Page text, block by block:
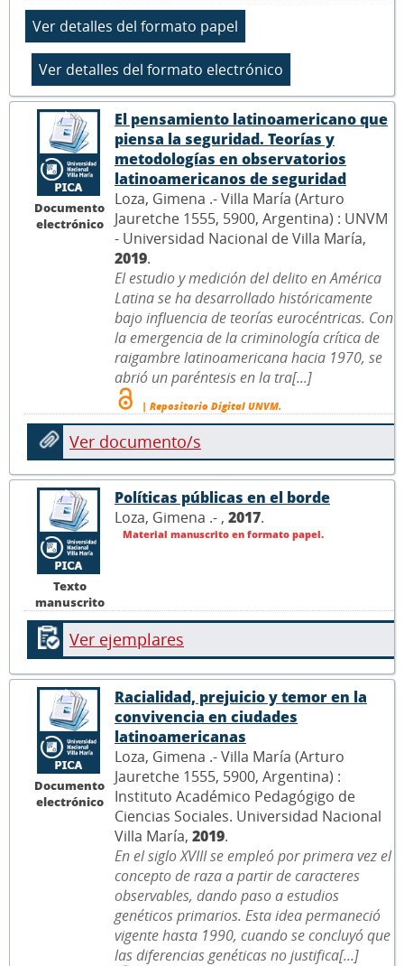
Documento
electrónico
El pensamiento latinoamericano que
piensa la seguridad. Teorías y
metodologías en observatorios
latinoamericanos de seguridad
Loza, Gimena .- Villa María (Arturo
Jauretche 1555, 5900, Argentina) : UNVM
- Universidad Nacional de Villa María,
2019.
El estudio y medición del delito en América
Latina se ha desarrollado históricamente
bajo influencia de teorías eurocéntricas. Con
la emergencia de la criminología crítica de
raigambre latinoamericana hacia 1970, se
abrió un paréntesis en la tra[...]
| Repositorio Digital UNVM.
Ver documento/s
Texto
manuscrito
Políticas públicas en el borde
Loza, Gimena .- , 2017.
Material manuscrito en formato papel.
Ver ejemplares
Documento
electrónico
Racialidad, prejuicio y temor en la
convivencia en ciudades
latinoamericanas
Loza, Gimena .- Villa María (Arturo
Jauretche 1555, 5900, Argentina) :
Instituto Académico Pedagógigo de
Ciencias Sociales. Universidad Nacional
Villa María, 2019.
En el siglo XVIII se empleó por primera vez el
concepto de raza a partir de caracteres
observables, dando paso a estudios
genéticos primarios. Esta idea permaneció
vigente hasta 1990, cuando se concluyó que
las diferencias genéticas no justifica[...]